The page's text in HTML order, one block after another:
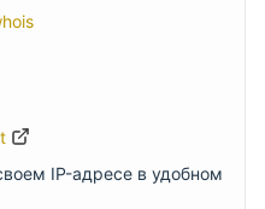
IP-адресе в удобном